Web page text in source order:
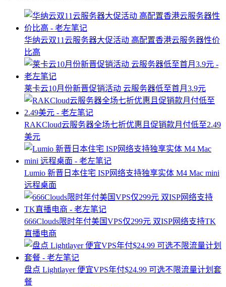
华纳云双11云服务器大促活动 高配置香港云服务器性价
比高
莱卡云10月份新晋促销活动 云服务器低至首月3.9元
RAKCloud云服务器全场七折优惠且促销款月付低至2.49
美元
Lumio 新晋日本住宅 ISP网络支持独享实体 M4 Mac mini
远程桌面
666Clouds限时年付美国VPS仅299元 双ISP网络支持TK
直播电商
盘点 Lightlayer 便宜VPS年付$24.99 可选不限流量计划套
餐